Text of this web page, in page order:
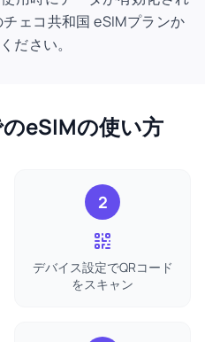
ェコ共和国 eSIMプランか
ださい。
eSIMの使い方
2
デバイス設定でQRコード
をスキャン